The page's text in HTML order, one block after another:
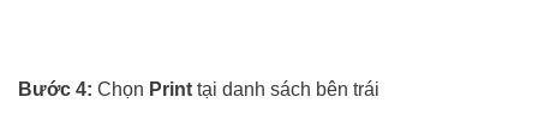
Bước 4: Chọn Print tại danh sách bên trái